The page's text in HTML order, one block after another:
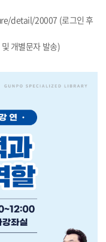
detail/20007 (로그인 후
개별문자 발송)